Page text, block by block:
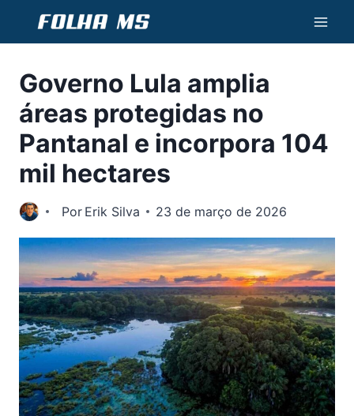
Conteúdo
Governo Lula amplia
áreas protegidas no
Pantanal e incorpora 104
mil hectares
Por Erik Silva 23 de março de 2026